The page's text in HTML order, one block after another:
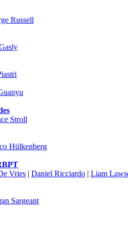
Russell
Stroll
Hülkenberg
Vries | Daniel Ricciardo | Liam
Sargeant